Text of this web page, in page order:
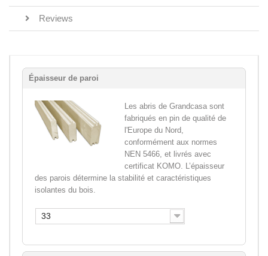
Reviews
Épaisseur de paroi
Les abris de Grandcasa sont
fabriqués en pin de qualité de
l'Europe du Nord,
conformément aux normes
NEN 5466, et livrés avec
certificat KOMO. L’épaisseur
des parois détermine la stabilité et caractéristiques
isolantes du bois.
33